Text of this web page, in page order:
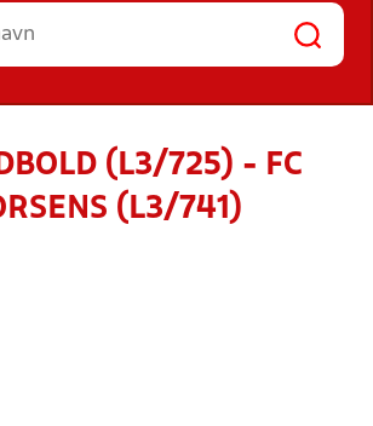
HOLD
(L3/725) - FC
(L3/741)